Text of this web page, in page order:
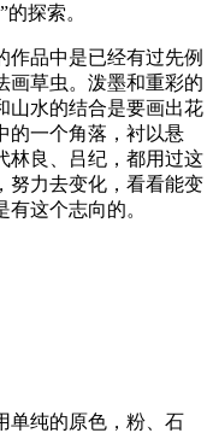
探索。
品中是已经有过先例
画草虫。泼墨和重彩的
山水的结合是要画出花
的一个角落，衬以悬
林良、吕纪，都用过这
努力去变化，看看能变
这个志向的。
纯的原色，粉、石